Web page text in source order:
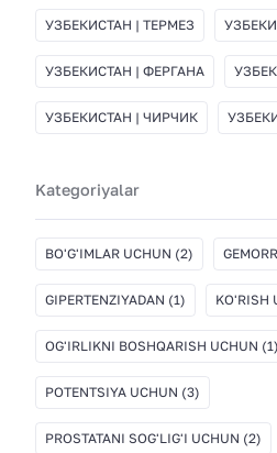
УЗБЕКИСТАН | ТЕРМЕЗ
УЗБЕКИСТАН | ФЕРГАНА
УЗБЕКИСТАН | ЧИРЧИК
Kategoriyalar
BO'G'IMLAR UCHUN (2)
GIPERTENZIYADAN (1) KO'RISH
OG'IRLIKNI BOSHQARISH UCHUN (1)
POTENTSIYA UCHUN (3)
PROSTATANI SOG'LIG'I UCHUN (2)